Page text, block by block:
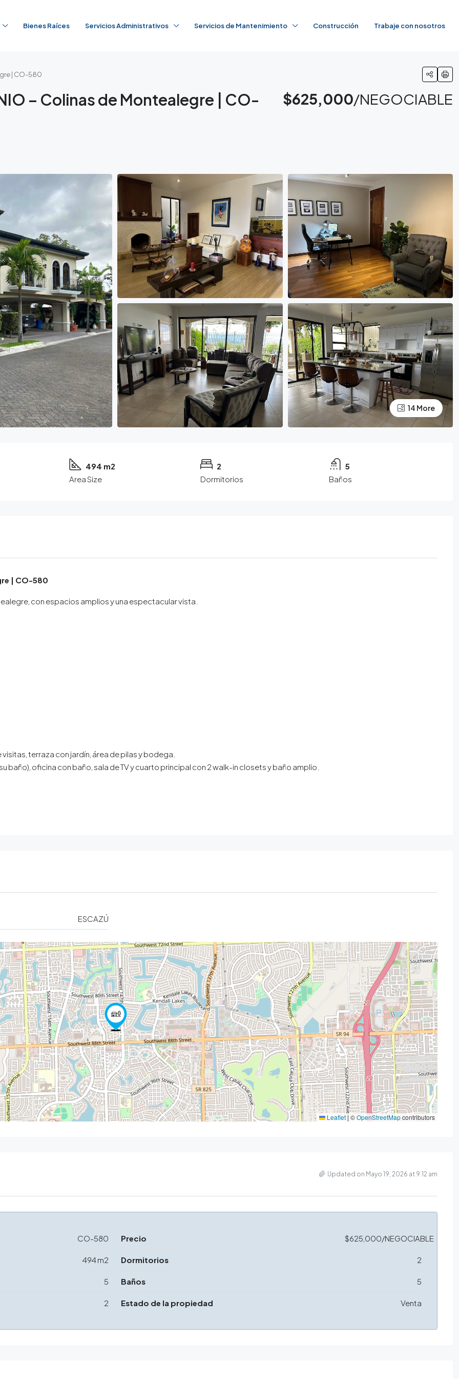
Bienes Raíces Servicios Administrativos Servicios de Mantenimiento Construcción Trabaje con nosotros
| CO-580
– Colinas de Montealegre | CO- $625,000/NEGOCIABLE
14 More
494 m2
Area Size
2
Dormitorios
5
Baños
| CO-580
con espacios amplios y una espectacular vista.
terraza con jardín, área de pilas y bodega.
baño), oficina con baño, sala de TV y cuarto principal con 2 walk-in closets y baño amplio.
ESCAZÚ
Leaflet|©OpenStreetMapcontributors
Updated on Mayo 19, 2026 at 9:12 am
CO-580 Precio $625,000/NEGOCIABLE
494 m2 Dormitorios 2
5 Baños 5
2 Estado de la propiedad Venta